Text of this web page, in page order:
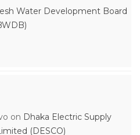
Water Development Board
on Dhaka Electric Supply
(DESCO)